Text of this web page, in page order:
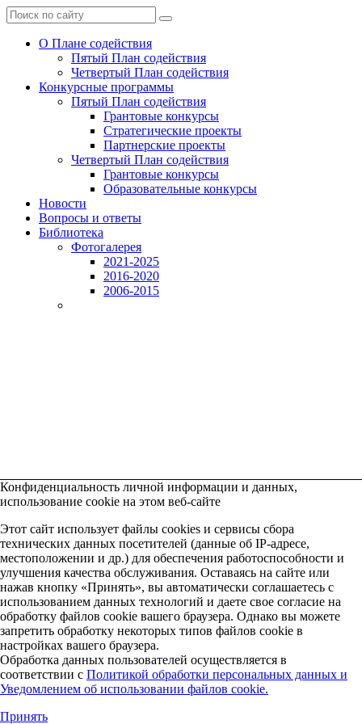
Конфиденциальность личной информации и данных,
использование cookie на этом веб-сайте
Этот сайт использует файлы cookies и сервисы сбора
технических данных посетителей (данные об IP-адресе,
местоположении и др.) для обеспечения работоспособности и
улучшения качества обслуживания. Оставаясь на сайте или
нажав кнопку «Принять», вы автоматически соглашаетесь с
использованием данных технологий и даете свое согласие на
обработку файлов cookie вашего браузера. Однако вы можете
запретить обработку некоторых типов файлов cookie в
настройках вашего браузера.
Обработка данных пользователей осуществляется в
соответствии с Политикой обработки персональных данных и
Уведомлением об использовании файлов cookie.
Принять
О Плане содействия
Пятый План содействия
Четвертый План содействия
Конкурсные программы
Пятый План содействия
Грантовые конкурсы
Стратегические проекты
Партнерские проекты
Четвертый План содействия
Грантовые конкурсы
Образовательные конкурсы
Новости
Вопросы и ответы
Библиотека
Фотогалерея
2021-2025
2016-2020
2006-2015